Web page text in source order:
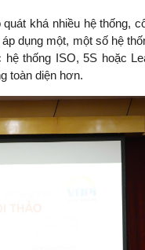
khá nhiều hệ thống,
dụng một, một số hệ
thống ISO, 5S hoặc
toàn diện hơn.